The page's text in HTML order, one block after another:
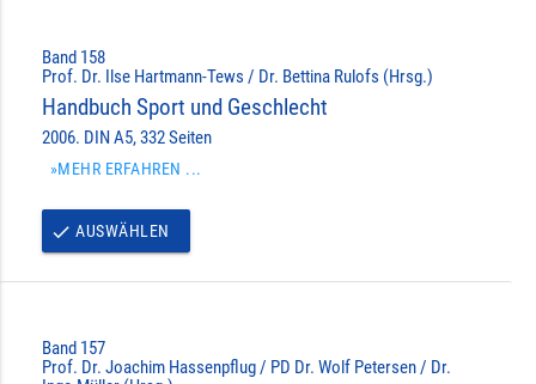
Band 158
Prof. Dr. Ilse Hartmann-Tews / Dr. Bettina Rulofs (Hrsg.)
Handbuch Sport und Geschlecht
2006. DIN A5, 332 Seiten
»MEHR ERFAHREN ...
done AUSWÄHLEN
Band 157
Prof. Dr. Joachim Hassenpflug / PD Dr. Wolf Petersen / Dr.